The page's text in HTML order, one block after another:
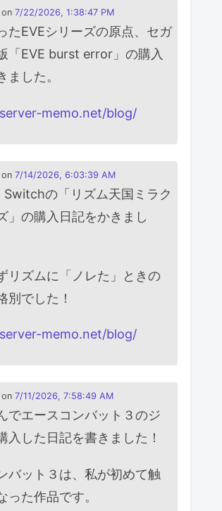
on 7/22/2026, 1:38:47 PM
たEVEシリーズの原点、セガ
「EVE burst error」の購入
ました。
memo.net/blog/
on 7/14/2026, 6:03:39 AM
の「リズム天国ミラク
」の購入日記をかきまし
リズムに「ノレた」ときの
別でした！
memo.net/blog/
on 7/11/2026, 7:58:49 AM
でエースコンバット３のジ
入した日記を書きました！
バット３は、私が初めて触
った作品です。